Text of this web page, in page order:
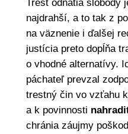
Trest odňatia slobody
najdrahší, a to tak z
na väznenie i ďalšej
justícia preto dopĺňa
o vhodné alternatívy.
páchateľ prevzal
trestný čin vo vzťahu
a k povinnosti
chránia záujmy